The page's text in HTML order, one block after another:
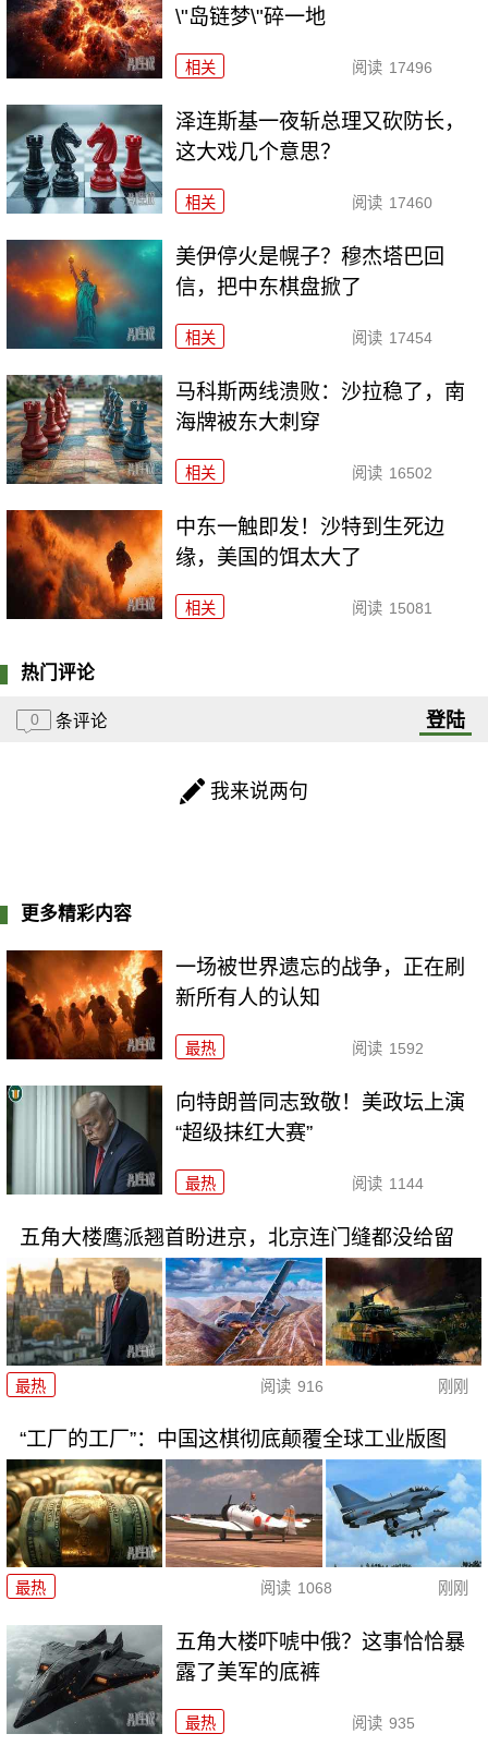
\"岛链梦\"碎一地
相关 阅读 17496
泽连斯基一夜斩总理又砍防长，
这大戏几个意思？
相关 阅读 17460
美伊停火是幌子？穆杰塔巴回
信，把中东棋盘掀了
相关 阅读 17454
马科斯两线溃败：沙拉稳了，南
海牌被东大刺穿
相关 阅读 16502
中东一触即发！沙特到生死边
缘，美国的饵太大了
相关 阅读 15081
热门评论
0 条评论 登陆
我来说两句
更多精彩内容
一场被世界遗忘的战争，正在刷
新所有人的认知
最热 阅读 1592
向特朗普同志致敬！美政坛上演
“超级抹红大赛”
最热 阅读 1144
五角大楼鹰派翘首盼进京，北京连门缝都没给留
最热 阅读 916 刚刚
“工厂的工厂”：中国这棋彻底颠覆全球工业版图
最热 阅读 1068 刚刚
五角大楼吓唬中俄？这事恰恰暴
露了美军的底裤
最热 阅读 935